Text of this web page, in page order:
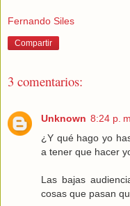
Fernando Siles
Compartir
3 comentarios:
Unknown 8:24 p. m.
¿Y qué hago yo
a tener que hacer
Las bajas
cosas que pasan